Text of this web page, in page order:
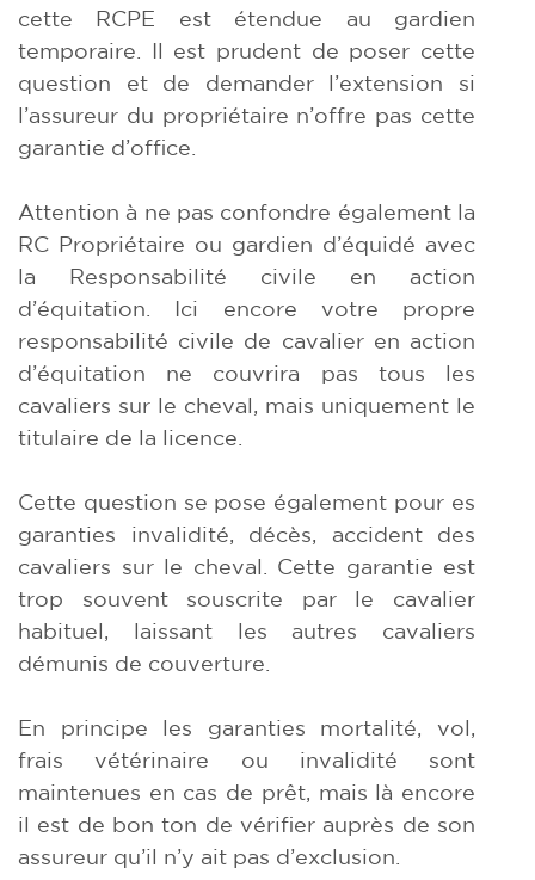
cette RCPE est étendue au gardien
temporaire. Il est prudent de poser cette
question et de demander l’extension si
l’assureur du propriétaire n’offre pas cette
garantie d’office.
Attention à ne pas confondre également la
RC Propriétaire ou gardien d’équidé avec
la Responsabilité civile en action
d’équitation. Ici encore votre propre
responsabilité civile de cavalier en action
d’équitation ne couvrira pas tous les
cavaliers sur le cheval, mais uniquement le
titulaire de la licence.
Cette question se pose également pour es
garanties invalidité, décès, accident des
cavaliers sur le cheval. Cette garantie est
trop souvent souscrite par le cavalier
habituel, laissant les autres cavaliers
démunis de couverture.
En principe les garanties mortalité, vol,
frais vétérinaire ou invalidité sont
maintenues en cas de prêt, mais là encore
il est de bon ton de vérifier auprès de son
assureur qu’il n’y ait pas d’exclusion.